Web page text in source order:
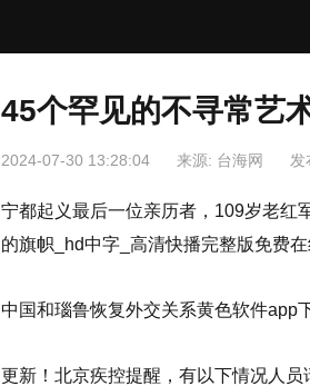
45个罕见的不寻常艺
2024-07-30 13:28:04 来源: 台海网 发
宁都起义最后一位亲历者，109岁老红
的旗帜_hd中字_高清快播完整版免费
中国和瑙鲁恢复外交关系黄色软件app
更新！北京疾控提醒，有以下情况人